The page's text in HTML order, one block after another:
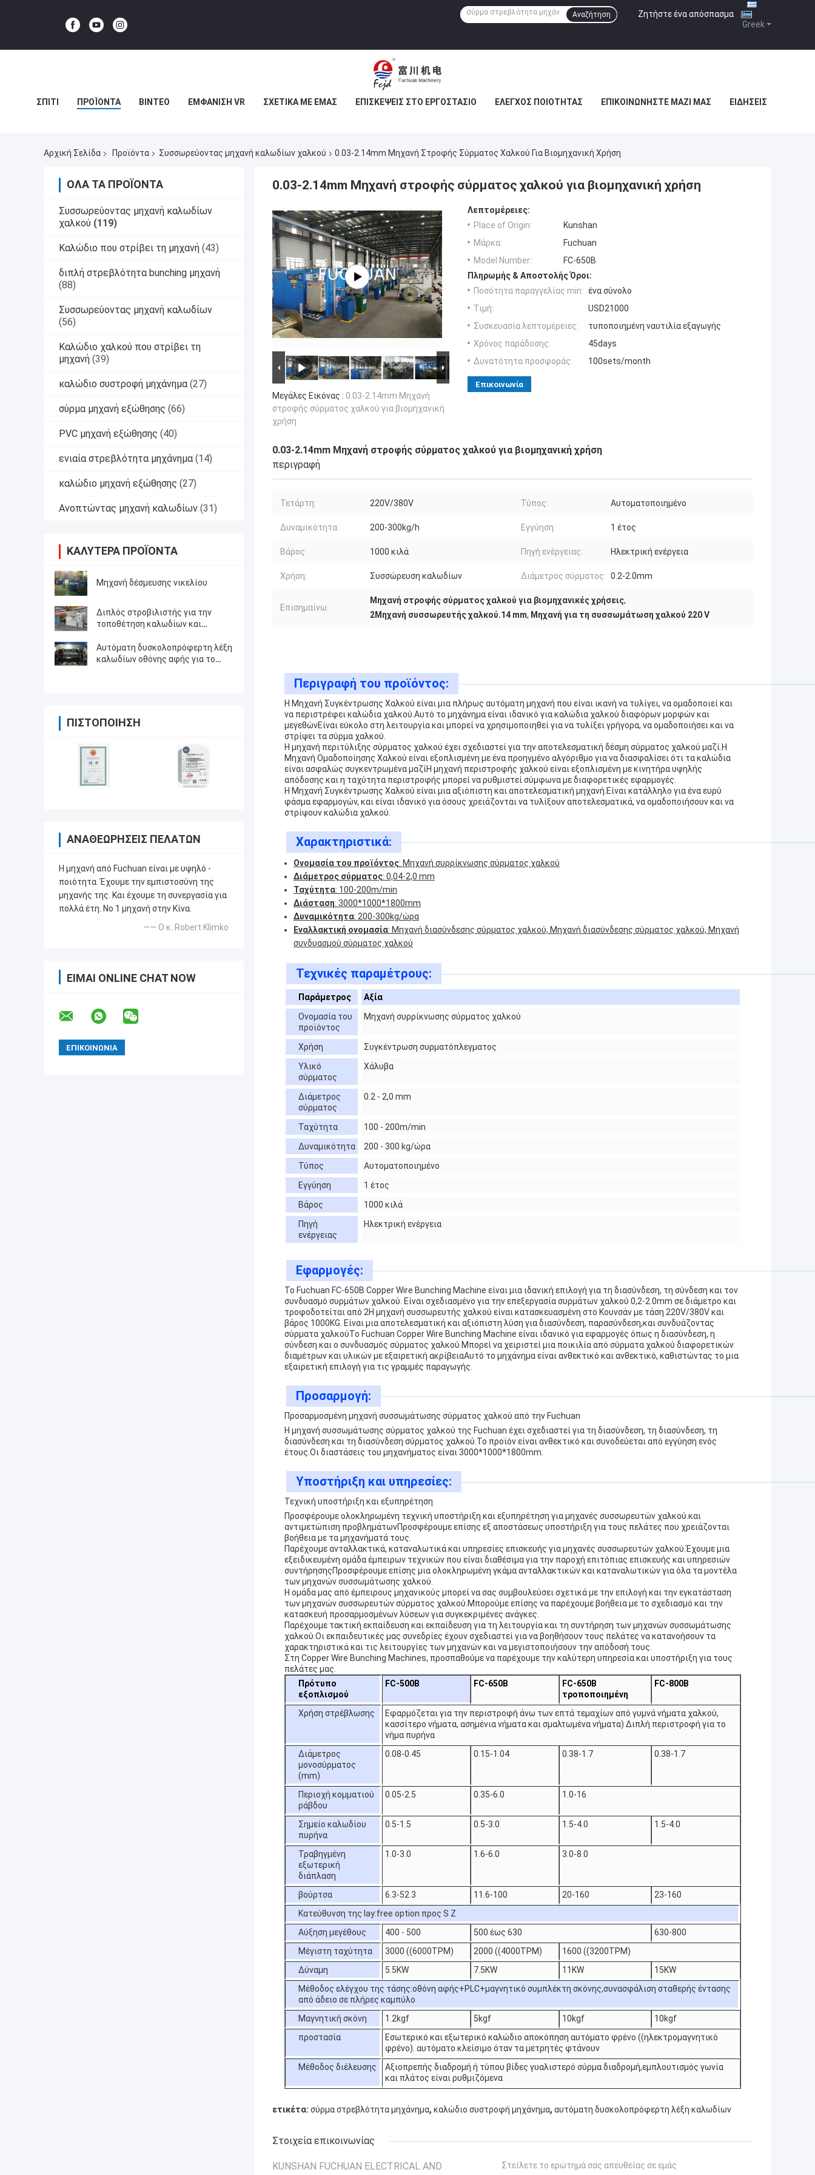
Greek
Ζητήστε ένα απόσπασμα |
Αναζήτηση
ΣΠΊΤΙ ΠΡΟΪΌΝΤΑ ΒΊΝΤΕΟ ΕΜΦΆΝΙΣΗ VR ΣΧΕΤΙΚΆ ΜΕ ΕΜΆΣ ΕΠΙΣΚΈΨΕΙΣ ΣΤΟ ΕΡΓΟΣΤΆΣΙΟ ΈΛΕΓΧΟΣ ΠΟΙΌΤΗΤΑΣ ΕΠΙΚΟΙΝΩΝΉΣΤΕ ΜΑΖΊ ΜΑΣ ΕΙΔΉΣΕΙΣ
Αρχική Σελίδα Προϊόντα Συσσωρεύοντας μηχανή καλωδίων χαλκού 0.03-2.14mm Μηχανή Στροφής Σύρματος Χαλκού Για Βιομηχανική Χρήση
ΌΛΑ ΤΑ ΠΡΟΪΌΝΤΑ
Συσσωρεύοντας μηχανή καλωδίων
χαλκού (119)
Καλώδιο που στρίβει τη μηχανή (43)
διπλή στρεβλότητα bunching μηχανή
(88)
Συσσωρεύοντας μηχανή καλωδίων
(56)
Καλώδιο χαλκού που στρίβει τη
μηχανή (39)
καλώδιο συστροφή μηχάνημα (27)
σύρμα μηχανή εξώθησης (66)
PVC μηχανή εξώθησης (40)
ενιαία στρεβλότητα μηχάνημα (14)
καλώδιο μηχανή εξώθησης (27)
Ανοπτώντας μηχανή καλωδίων (31)
ΚΑΛΎΤΕΡΑ ΠΡΟΪΌΝΤΑ
Μηχανή δέσμευσης νικελίου
Διπλός στροβιλιστής για την
τοποθέτηση καλωδίων και
Αυτόματη δυσκολοπρόφερτη λέξη
καλωδίων οθόνης αφής για το
ΠΙΣΤΟΠΟΊΗΣΗ
ΑΝΑΘΕΩΡΉΣΕΙΣ ΠΕΛΑΤΏΝ
Η μηχανή από Fuchuan είναι με υψηλό -
ποιότητα. Έχουμε την εμπιστοσύνη της
μηχανής της. Και έχουμε τη συνεργασία για
πολλά έτη. Νο 1 μηχανή στην Κίνα.
—— Ο κ. Robert Klimko
ΕΊΜΑΙ ONLINE CHAT NOW
0.03-2.14mm Μηχανή στροφής σύρματος χαλκού για βιομηχανική χρήση
Μεγάλες Εικόνας : 0.03-2.14mm Μηχανή
στροφής σύρματος χαλκού για βιομηχανική
χρήση
Λεπτομέρειες:
Place of Origin:
Kunshan
Μάρκα:
Fuchuan
Model Number:
FC-650B
Πληρωμής & Αποστολής Όροι:
Ποσότητα παραγγελίας min: ένα σύνολο
Τιμή:
USD21000
Συσκευασία λεπτομέρειες:
τυποποιημένη ναυτιλία εξαγωγής
Χρόνος παράδοσης:
45days
Δυνατότητα προσφοράς:
100sets/month
Επικοινωνία
0.03-2.14mm Μηχανή στροφής σύρματος χαλκού για βιομηχανική χρήση
περιγραφή
Τετάρτη: 220V/380V Τύπος: Αυτοματοποιημένο
Δυναμικότητα: 200-300kg/h Εγγύηση: 1 έτος
Βάρος: 1000 κιλά Πηγή ενέργειας: Ηλεκτρική ενέργεια
Χρήση: Συσσώρευση καλωδίων Διάμετρος σύρματος: 0.2-2.0mm
Επισημαίνω:
Μηχανή στροφής σύρματος χαλκού για βιομηχανικές χρήσεις,
2Μηχανή συσσωρευτής χαλκού.14 mm, Μηχανή για τη συσσωμάτωση χαλκού 220 V
Περιγραφή του προϊόντος:
Η Μηχανή Συγκέντρωσης Χαλκού είναι μια πλήρως αυτόματη μηχανή που είναι ικανή να τυλίγει, να ομαδοποιεί και
να περιστρέφει καλώδια χαλκού.Αυτό το μηχάνημα είναι ιδανικό για καλώδια χαλκού διαφόρων μορφών και
μεγεθώνΕίναι εύκολο στη λειτουργία και μπορεί να χρησιμοποιηθεί για να τυλίξει γρήγορα, να ομαδοποιήσει και να
στρίψει τα σύρμα χαλκού.
Η μηχανή περιτύλιξης σύρματος χαλκού έχει σχεδιαστεί για την αποτελεσματική δέσμη σύρματος χαλκού μαζί.Η
Μηχανή Ομαδοποίησης Χαλκού είναι εξοπλισμένη με ένα προηγμένο αλγόριθμο για να διασφαλίσει ότι τα καλώδια
είναι ασφαλώς συγκεντρωμένα μαζίΗ μηχανή περιστροφής χαλκού είναι εξοπλισμένη με κινητήρα υψηλής
απόδοσης και η ταχύτητα περιστροφής μπορεί να ρυθμιστεί σύμφωνα με διαφορετικές εφαρμογές.
Η Μηχανή Συγκέντρωσης Χαλκού είναι μια αξιόπιστη και αποτελεσματική μηχανή.Είναι κατάλληλο για ένα ευρύ
φάσμα εφαρμογών, και είναι ιδανικό για όσους χρειάζονται να τυλίξουν αποτελεσματικά, να ομαδοποιήσουν και να
στρίψουν καλώδια χαλκού.
Χαρακτηριστικά:
Ονομασία του προϊόντος: Μηχανή συρρίκνωσης σύρματος χαλκού
Διάμετρος σύρματος: 0,04-2,0 mm
Ταχύτητα: 100-200m/min
Διάσταση: 3000*1000*1800mm
Δυναμικότητα: 200-300kg/ώρα
Εναλλακτική ονομασία: Μηχανή διασύνδεσης σύρματος χαλκού, Μηχανή διασύνδεσης σύρματος χαλκού, Μηχανή
συνδυασμού σύρματος χαλκού
Τεχνικές παραμέτρους:
Παράμετρος
Αξία
Ονομασία του
προϊόντος
Μηχανή συρρίκνωσης σύρματος χαλκού
Χρήση
Συγκέντρωση συρματόπλεγματος
Υλικό
σύρματος
Χάλυβα
Διάμετρος
σύρματος
0.2 - 2,0 mm
Ταχύτητα
100 - 200m/min
Δυναμικότητα
200 - 300 kg/ώρα
Τύπος
Αυτοματοποιημένο
Εγγύηση
1 έτος
Βάρος
1000 κιλά
Πηγή
ενέργειας
Ηλεκτρική ενέργεια
Εφαρμογές:
Το Fuchuan FC-650B Copper Wire Bunching Machine είναι μια ιδανική επιλογή για τη διασύνδεση, τη σύνδεση και τον
συνδυασμό συρμάτων χαλκού. Είναι σχεδιασμένο για την επεξεργασία συρμάτων χαλκού 0,2-2.0mm σε διάμετρο και
τροφοδοτείται από 2Η μηχανή συσσωρευτής χαλκού είναι κατασκευασμένη στο Κουνσάν με τάση 220V/380V και
βάρος 1000KG. Είναι μια αποτελεσματική και αξιόπιστη λύση για διασύνδεση, παρασύνδεση,και συνδυάζοντας
σύρματα χαλκούΤο Fuchuan Copper Wire Bunching Machine είναι ιδανικό για εφαρμογές όπως η διασύνδεση, η
σύνδεση και ο συνδυασμός σύρματος χαλκού.Μπορεί να χειριστεί μια ποικιλία από σύρματα χαλκού διαφορετικών
διαμέτρων και υλικών με εξαιρετική ακρίβειαΑυτό το μηχάνημα είναι ανθεκτικό και ανθεκτικό, καθιστώντας το μια
εξαιρετική επιλογή για τις γραμμές παραγωγής.
Προσαρμογή:
Προσαρμοσμένη μηχανή συσσωμάτωσης σύρματος χαλκού από την Fuchuan
Η μηχανή συσσωμάτωσης σύρματος χαλκού της Fuchuan έχει σχεδιαστεί για τη διασύνδεση, τη διασύνδεση, τη
διασύνδεση και τη διασύνδεση σύρματος χαλκού.Το προϊόν είναι ανθεκτικό και συνοδεύεται από εγγύηση ενός
έτους.Οι διαστάσεις του μηχανήματος είναι 3000*1000*1800mm.
Υποστήριξη και υπηρεσίες:
Τεχνική υποστήριξη και εξυπηρέτηση
Προσφέρουμε ολοκληρωμένη τεχνική υποστήριξη και εξυπηρέτηση για μηχανές συσσωρευτών χαλκού.και
αντιμετώπιση προβλημάτωνΠροσφέρουμε επίσης εξ αποστάσεως υποστήριξη για τους πελάτες που χρειάζονται
βοήθεια με τα μηχανήματά τους.
Παρέχουμε ανταλλακτικά, καταναλωτικά και υπηρεσίες επισκευής για μηχανές συσσωρευτών χαλκού.Έχουμε μια
εξειδικευμένη ομάδα έμπειρων τεχνικών που είναι διαθέσιμα για την παροχή επιτόπιας επισκευής και υπηρεσιών
συντήρησηςΠροσφέρουμε επίσης μια ολοκληρωμένη γκάμα ανταλλακτικών και καταναλωτικών για όλα τα μοντέλα
των μηχανών συσσωμάτωσης χαλκού.
Η ομάδα μας από έμπειρους μηχανικούς μπορεί να σας συμβουλεύσει σχετικά με την επιλογή και την εγκατάσταση
των μηχανών συσσωρευτών σύρματος χαλκού.Μπορούμε επίσης να παρέχουμε βοήθεια με το σχεδιασμό και την
κατασκευή προσαρμοσμένων λύσεων για συγκεκριμένες ανάγκες.
Παρέχουμε τακτική εκπαίδευση και εκπαίδευση για τη λειτουργία και τη συντήρηση των μηχανών συσσωμάτωσης
χαλκού.Οι εκπαιδευτικές μας συνεδρίες έχουν σχεδιαστεί για να βοηθήσουν τους πελάτες να κατανοήσουν τα
χαρακτηριστικά και τις λειτουργίες των μηχανών και να μεγιστοποιήσουν την απόδοσή τους.
Στη Copper Wire Bunching Machines, προσπαθούμε να παρέχουμε την καλύτερη υπηρεσία και υποστήριξη για τους
πελάτες μας.
Πρότυπο
εξοπλισμού
FC-500B FC-650B
FC-650B
τροποποιημένη
FC-800B
Χρήση στρέβλωσης
Εφαρμόζεται για την περιστροφή άνω των επτά τεμαχίων από γυμνά νήματα χαλκού,
κασσίτερο νήματα, ασημένια νήματα και σμαλτωμένα νήματα) Διπλή περιστροφή για το
νήμα πυρήνα
Διάμετρος
μονοσύρματος
(mm)
0.08-0.45 0.15-1.04 0.38-1.7 0.38-1.7
Περιοχή κομματιού
ράβδου
0.05-2.5 0.35-6.0 1.0-16
Σημείο καλωδίου
πυρήνα
0.5-1.5 0.5-3.0 1.5-4.0 1.5-4.0
Τραβηγμένη
εξωτερική
διάπλαση
1.0-3.0 1.6-6.0 3.0-8.0
βούρτσα 6.3-52.3 11.6-100 20-160
23-160
Κατεύθυνση της lay:free option προς S Z
Αύξηση μεγέθους
400 - 500 500 έως 630
630-800
Μέγιστη ταχύτητα
3000 ((6000TPM) 2000 ((4000TPM)
1600 ((3200TPM)
Δύναμη
5.5KW 7.5KW 11KW
15KW
Μέθοδος ελέγχου της τάσης:οθόνη αφής+PLC+μαγνητικό συμπλέκτη σκόνης,συνασφάλιση σταθερής έντασης
από άδειο σε πλήρες καμπύλο
Μαγνητική σκόνη
1.2kgf 5kgf 10kgf
10kgf
προστασία
Εσωτερικό και εξωτερικό καλώδιο αποκόπηση αυτόματο φρένο ((ηλεκτρομαγνητικό
φρένο). αυτόματο κλείσιμο όταν τα μετρητές φτάνουν
Μέθοδος διέλευσης
Αξιοπρεπής διαδρομή ή τύπου βίδες γυαλιστερό σύρμα διαδρομή,εμπλουτισμός γωνία
και πλάτος είναι ρυθμιζόμενα
ετικέτα: σύρμα στρεβλότητα μηχάνημα, καλώδιο συστροφή μηχάνημα, αυτόματη δυσκολοπρόφερτη λέξη καλωδίων
Στοιχεία επικοινωνίας
KUNSHAN FUCHUAN ELECTRICAL AND Στείλετε το ερώτημά σας απευθείας σε εμάς